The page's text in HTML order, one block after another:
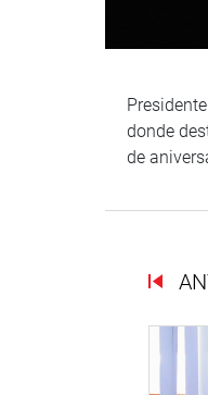
donde
de